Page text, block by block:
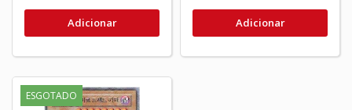
Adicionar Adicionar
ESGOTADO